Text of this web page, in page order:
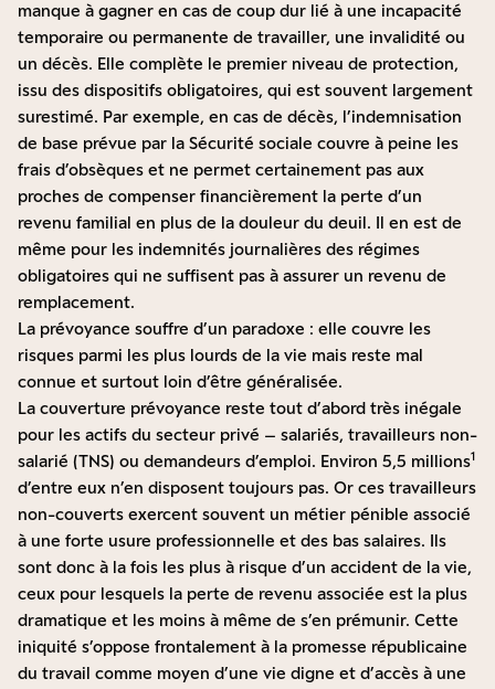
manque à gagner en cas de coup dur lié à une incapacité
temporaire ou permanente de travailler, une invalidité ou
un décès. Elle complète le premier niveau de protection,
issu des dispositifs obligatoires, qui est souvent largement
surestimé. Par exemple, en cas de décès, l’indemnisation
de base prévue par la Sécurité sociale couvre à peine les
frais d’obsèques et ne permet certainement pas aux
proches de compenser financièrement la perte d’un
revenu familial en plus de la douleur du deuil. Il en est de
même pour les indemnités journalières des régimes
obligatoires qui ne suffisent pas à assurer un revenu de
remplacement.
La prévoyance souffre d’un paradoxe : elle couvre les
risques parmi les plus lourds de la vie mais reste mal
connue et surtout loin d’être généralisée.
La couverture prévoyance reste tout d’abord très inégale
pour les actifs du secteur privé – salariés, travailleurs non-
salarié (TNS) ou demandeurs d’emploi. Environ 5,5 millions1
d’entre eux n’en disposent toujours pas. Or ces travailleurs
non-couverts exercent souvent un métier pénible associé
à une forte usure professionnelle et des bas salaires. Ils
sont donc à la fois les plus à risque d’un accident de la vie,
ceux pour lesquels la perte de revenu associée est la plus
dramatique et les moins à même de s’en prémunir. Cette
iniquité s’oppose frontalement à la promesse républicaine
du travail comme moyen d’une vie digne et d’accès à une